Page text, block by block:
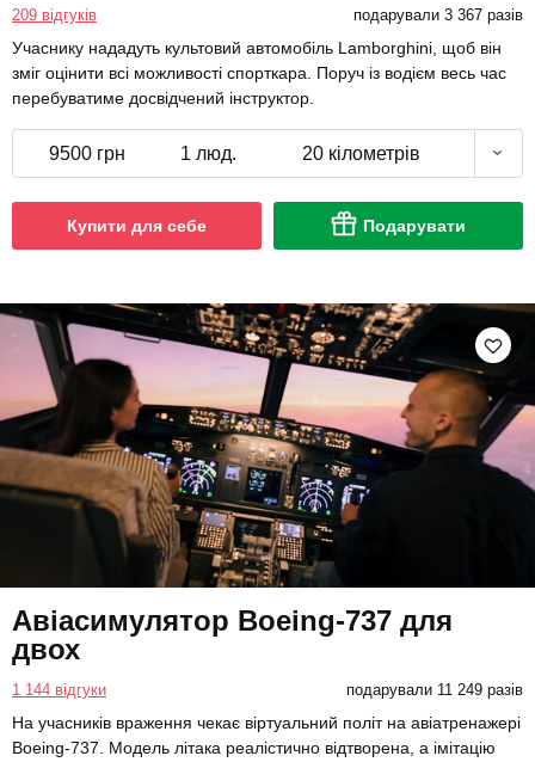
209 відгуків подарували 3 367 разів
Учаснику нададуть культовий автомобіль Lamborghini, щоб він
зміг оцінити всі можливості спорткара. Поруч із водієм весь час
перебуватиме досвідчений інструктор.
9500 грн 1 люд. 20 кілометрів
Купити для себе Подарувати
Авіасимулятор Boeing-737 для
двох
1 144 відгуки подарували 11 249 разів
На учасників враження чекає віртуальний політ на авіатренажері
Boeing-737. Модель літака реалістично відтворена, а імітацію